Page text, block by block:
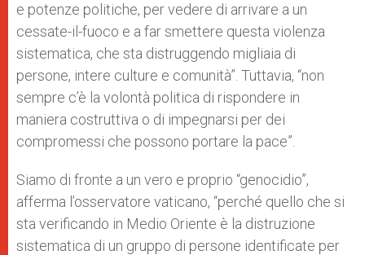
e potenze politiche, per vedere di arrivare a un
cessate-il-fuoco e a far smettere questa violenza
sistematica, che sta distruggendo migliaia di
persone, intere culture e comunità”. Tuttavia, “non
sempre c’è la volontà politica di rispondere in
maniera costruttiva o di impegnarsi per dei
compromessi che possono portare la pace”.
Siamo di fronte a un vero e proprio “genocidio”,
afferma l’osservatore vaticano, “perché quello che si
sta verificando in Medio Oriente è la distruzione
sistematica di un gruppo di persone identificate per